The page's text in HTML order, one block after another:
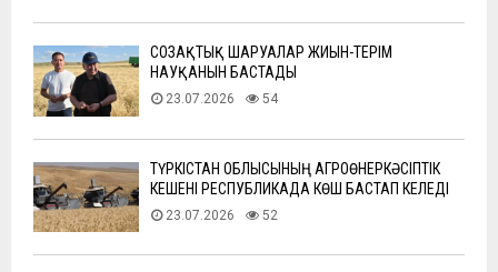
СОЗАҚТЫҚ ШАРУАЛАР ЖИЫН-ТЕРІМ
НАУҚАНЫН БАСТАДЫ
23.07.2026 54
ТҮРКІСТАН ОБЛЫСЫНЫҢ АГРОӨНЕРКӘСІПТІК
КЕШЕНІ РЕСПУБЛИКАДА КӨШ БАСТАП КЕЛЕДІ
23.07.2026 52